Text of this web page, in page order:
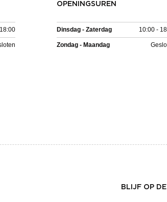
OPENINGSUREN
Dinsdag - Zaterdag 10:00 -
Zondag - Maandag
BLIJF OP